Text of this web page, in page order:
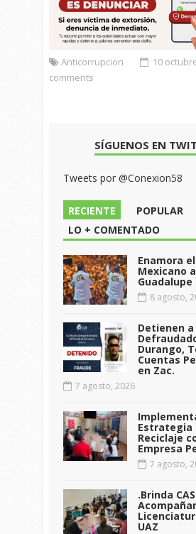
Anticorrupcion 10
comments
SÍGUENOS EN
Tweets por @Conexion58
RECIENTE
POPULAR
LO + COMENTADO
Enamora
Mexicano a
Guadalupe
8 agosto,
Detienen a
Durango,
Cuentas
en Zac.
7 agosto, 2026
Estrategia
Reciclaje
Empresa
7 agosto,
.Brinda
UAZ